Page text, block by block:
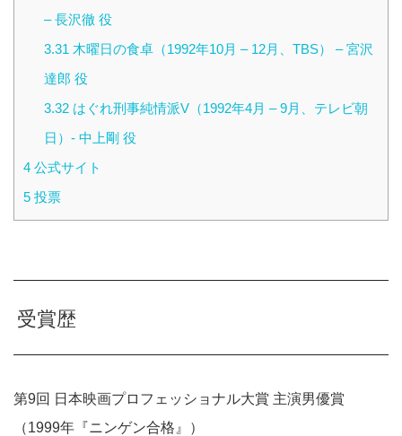
– 長沢徹 役
3.31 木曜日の食卓（1992年10月 – 12月、TBS） – 宮沢
達郎 役
3.32はぐれ刑事純情派V（1992年4月 – 9月、テレビ朝
日）- 中上剛 役
4 公式サイト
5 投票
受賞歴
第9回 日本映画プロフェッショナル大賞 主演男優賞
（1999年『ニンゲン合格』）